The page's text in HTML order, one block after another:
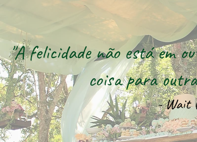
"A felicidade não está em
coisa para
- Wait